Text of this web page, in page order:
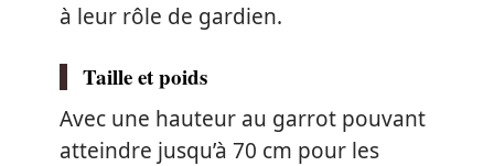
à leur rôle de gardien.
Taille et poids
Avec une hauteur au garrot pouvant
atteindre jusqu’à 70 cm pour les